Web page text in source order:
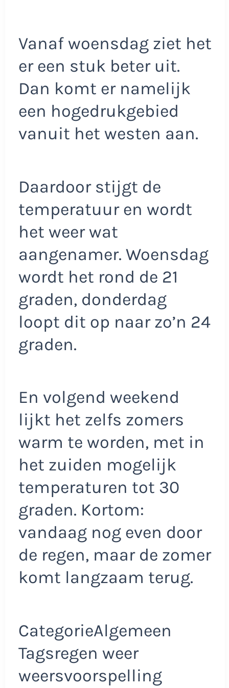
Vanaf woensdag ziet het
er een stuk beter uit.
Dan komt er namelijk
een hogedrukgebied
vanuit het westen aan.
Daardoor stijgt de
temperatuur en wordt
het weer wat
aangenamer. Woensdag
wordt het rond de 21
graden, donderdag
loopt dit op naar zo’n 24
graden.
En volgend weekend
lijkt het zelfs zomers
warm te worden, met in
het zuiden mogelijk
temperaturen tot 30
graden. Kortom:
vandaag nog even door
de regen, maar de zomer
komt langzaam terug.
CategorieAlgemeen
Tagsregen weer
weersvoorspelling